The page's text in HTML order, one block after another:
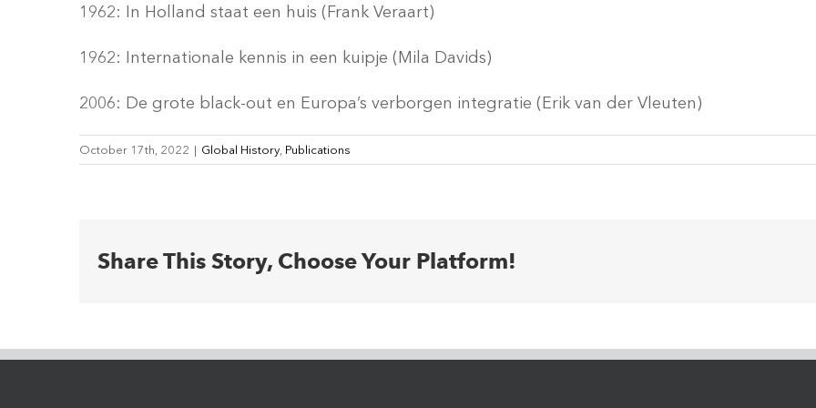
1962: In Holland staat een huis (Frank Veraart)
1962: Internationale kennis in een kuipje (Mila Davids)
2006: De grote black-out en Europa’s verborgen integratie (Erik van der Vleuten)
October 17th, 2022 | Global History, Publications
Share This Story, Choose Your Platform!